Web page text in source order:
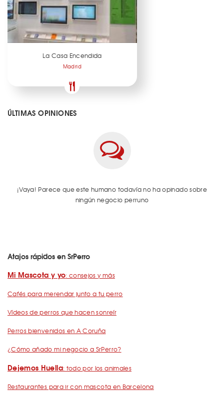
La Casa Encendida
Madrid
ÚLTIMAS OPINIONES
¡Vaya! Parece que este humano todavía no ha opinado sobre
ningún negocio perruno
Atajos rápidos en SrPerro
Mi Mascota y yo: consejos y más
Cafés para merendar junto a tu perro
Vídeos de perros que hacen sonreír
Perros bienvenidos en A Coruña
¿Cómo añado mi negocio a SrPerro?
Dejemos Huella: todo por los animales
Restaurantes para ir con mascota en Barcelona